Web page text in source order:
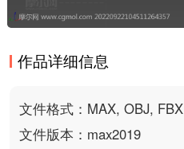
作品详细信息
文件格式：MAX, OBJ, FBX
文件版本：max2019